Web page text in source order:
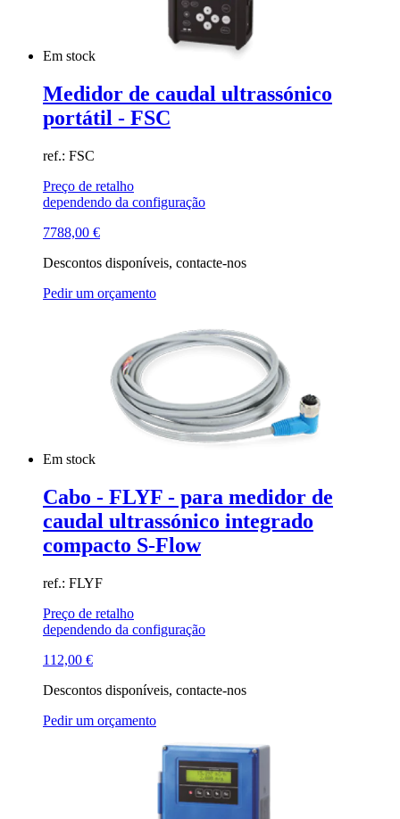
Em stock
Medidor de caudal ultrassónico
portátil - FSC
ref.: FSC
Preço de retalho
dependendo da configuração
7788,00 €
Descontos disponíveis, contacte-nos
Pedir um orçamento
Em stock
Cabo - FLYF - para medidor de
caudal ultrassónico integrado
compacto S-Flow
ref.: FLYF
Preço de retalho
dependendo da configuração
112,00 €
Descontos disponíveis, contacte-nos
Pedir um orçamento